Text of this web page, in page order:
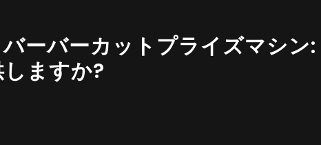
ーバーカットプライズマシン
ますか?